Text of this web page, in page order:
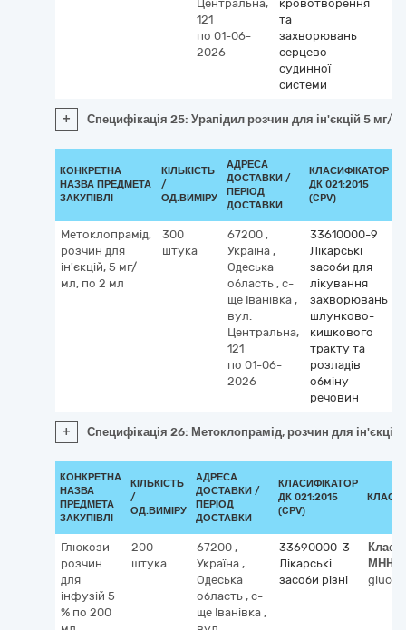
Центральна,
121
по 01-06-
2026
кровотворення
та
захворювань
серцево-
судинної
системи
+ Специфікація 25: Урапідил розчин для ін'єкцій 5 мг/
КОНКРЕТНА
НАЗВА ПРЕДМЕТА
ЗАКУПІВЛІ
КІЛЬКІСТЬ
/
ОД.ВИМІРУ
АДРЕСА
ДОСТАВКИ /
ПЕРІОД
ДОСТАВКИ
КЛАСИФІКАТОР
ДК 021:2015
(CPV)
Метоклопрамід,
розчин для
ін'єкцій, 5 мг/
мл, по 2 мл
300
штука
67200 ,
Україна ,
Одеська
область , с-
ще Іванівка ,
вул.
Центральна,
121
по 01-06-
2026
33610000-9
Лікарські
засоби для
лікування
захворювань
шлунково-
кишкового
тракту та
розладів
обміну
речовин
+ Специфікація 26: Метоклопрамід, розчин для
КОНКРЕТНА
НАЗВА
ПРЕДМЕТА
ЗАКУПІВЛІ
КІЛЬКІСТЬ
/
ОД.ВИМІРУ
АДРЕСА
ДОСТАВКИ /
ПЕРІОД
ДОСТАВКИ
КЛАСИФІКАТОР
ДК 021:2015
(CPV)
Глюкози
розчин
для
інфузій 5
% по 200
200
штука
67200 ,
Україна ,
Одеська
область , с-
ще Іванівка ,
33690000-3
Лікарські
засоби різні
МНН